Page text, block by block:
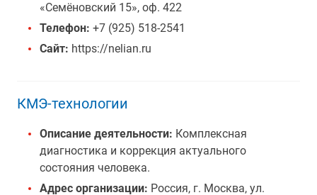
«Семёновский 15», оф. 422
Телефон: +7 (925) 518-2541
Сайт: https://nelian.ru
КМЭ-технологии
Описание деятельности: Комплексная
диагностика и коррекция актуального
состояния человека.
Адрес организации: Россия, г. Москва, ул.